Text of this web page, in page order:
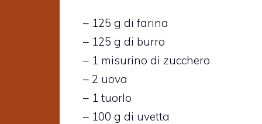
– 125 g di farina
– 125 g di burro
– 1 misurino di zucchero
– 2 uova
– 1 tuorlo
– 100 g di uvetta